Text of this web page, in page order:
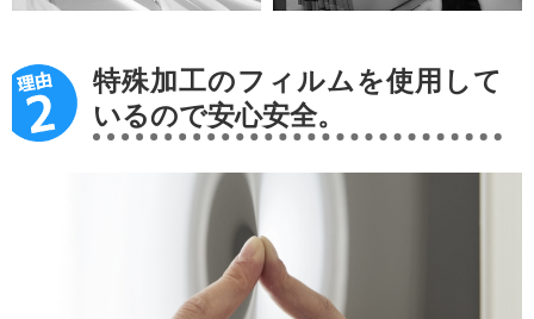
特殊加工のフィルムを使用して
いるので安心安全。